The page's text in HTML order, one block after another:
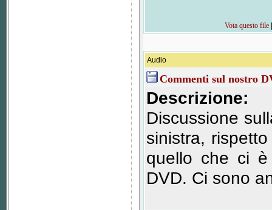
Vota questo file
Audio
Commenti sul nostro
Descrizione:
Discussione
sinistra,
quello che ci
DVD. Ci sono